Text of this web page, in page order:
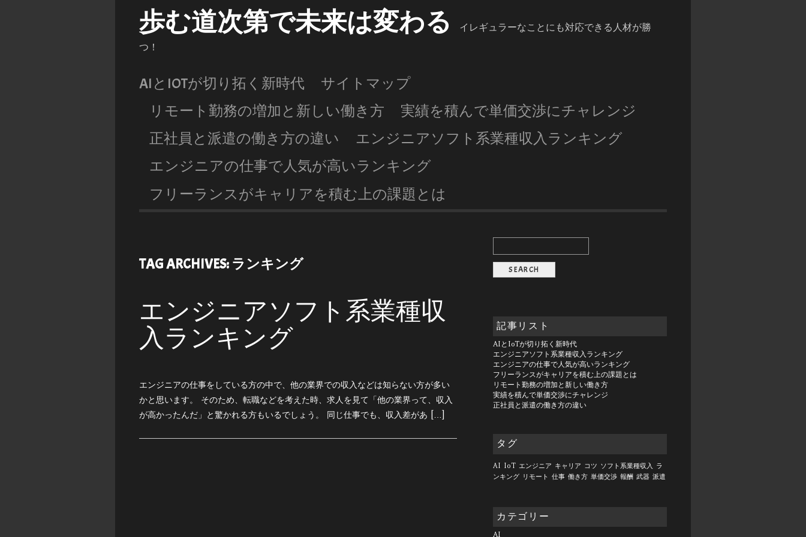
歩む道次第で未来は変わる
イレギュラーなことにも対応できる人材が勝
つ！
AIとIOTが切り拓く新時代
サイトマップ
リモート勤務の増加と新しい働き方
実績を積んで単価交渉にチャレンジ
正社員と派遣の働き方の違い
エンジニアソフト系業種収入ランキング
エンジニアの仕事で人気が高いランキング
フリーランスがキャリアを積む上の課題とは
TAG ARCHIVES: ランキング
エンジニアソフト系業種収
入ランキング
エンジニアの仕事をしている方の中で、他の業界での収入などは知らない方が多い
かと思います。 そのため、転職などを考えた時、求人を見て「他の業界って、収入
が高かったんだ」と驚かれる方もいるでしょう。 同じ仕事でも、収入差があ […]
記事リスト
AIとIoTが切り拓く新時代
エンジニアソフト系業種収入ランキング
エンジニアの仕事で人気が高いランキング
フリーランスがキャリアを積む上の課題とは
リモート勤務の増加と新しい働き方
実績を積んで単価交渉にチャレンジ
正社員と派遣の働き方の違い
タグ
AI IoT エンジニア キャリア コツ ソフト系業種収入 ラ
ンキング リモート 仕事 働き方 単価交渉 報酬 武器 派遣
カテゴリー
AI